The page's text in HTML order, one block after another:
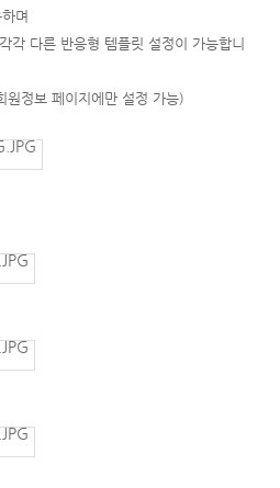
며
다른 반응형 템플릿 설정이 가능합니
원정보 페이지에만 설정 가능)